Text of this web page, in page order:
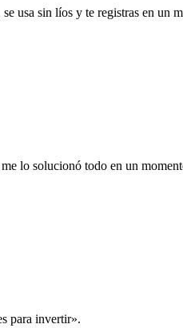
usa sin líos y te registras en un
lo solucionó todo en un
para invertir».